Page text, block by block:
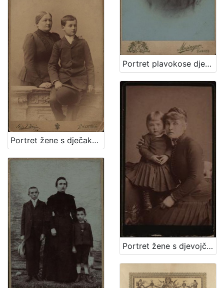
Portret plavokose djevojčice / Mosinger ; [izradio] Artistički zavod Mosinger
Portret žene s dječakom / G. & I. Varga
Portret žene s djevojčicom / [Gjuro Varga] ; [izradio fotografski atelier] G. & I. Varga